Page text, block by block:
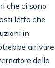
che ci sono
letto che
in
arrivare
della